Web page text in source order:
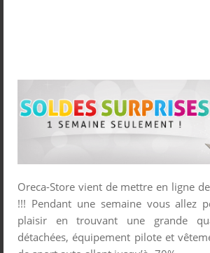
Oreca-Store vient de mettre en ligne
!!! Pendant une semaine vous allez
plaisir en trouvant une grande
détachées, équipement pilote et